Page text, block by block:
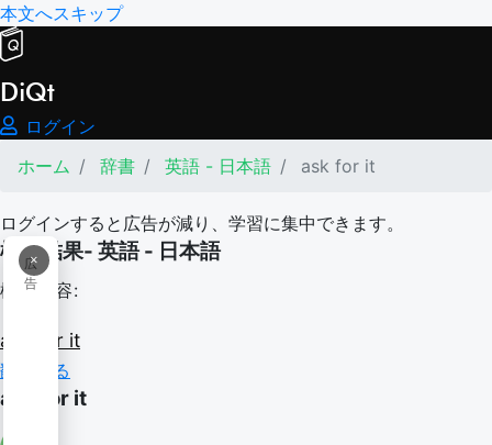
本文へスキップ
DiQt
ログイン
ホーム
辞書 英語 - 日本語 ask for it
ログインすると広告が減り、学習に集中できます。
×
広
告
検索結果- 英語 - 日本語
検索内容:
ask for it
翻訳する
ask for it